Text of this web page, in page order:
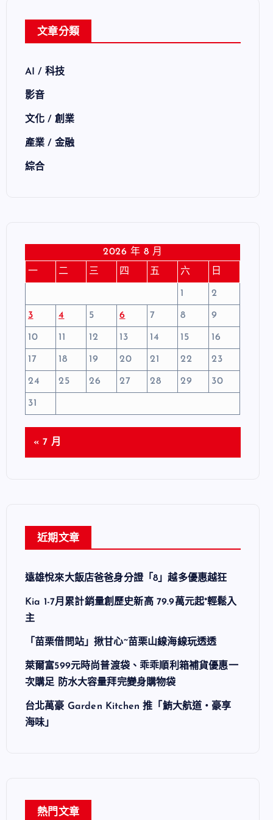
文章分類
AI / 科技
影音
文化 / 創業
產業 / 金融
綜合
2026 年 8 月
一
二 三 四 五 六 日
1 2
3 4 5 6 7 8 9
10 11 12 13 14 15 16
17 18 19 20 21 22 23
24 25 26 27 28 29 30
31
« 7 月
近期文章
遠雄悅來大飯店爸爸身分證「8」越多優惠越狂
Kia 1-7月累計銷量創歷史新高 79.9萬元起*輕鬆入
主
「苗栗借問站」揪甘心~苗栗山線海線玩透透
萊爾富599元時尚普渡袋、乖乖順利箱補貨優惠一
次購足 防水大容量拜完變身購物袋
台北萬豪 Garden Kitchen 推「鮪大航道・豪享
海味」
熱門文章